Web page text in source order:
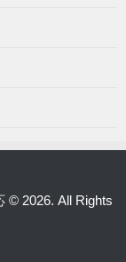
© 2026. All Rights